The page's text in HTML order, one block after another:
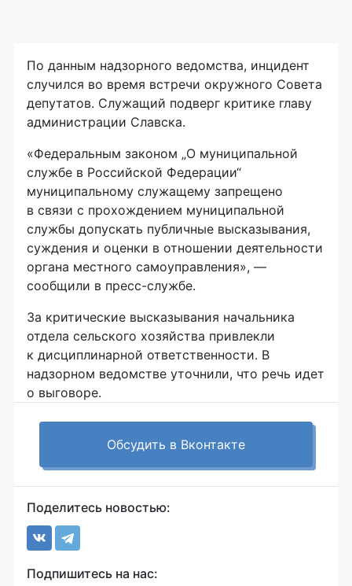
По данным надзорного ведомства, инцидент
случился во время встречи окружного Совета
депутатов. Служащий подверг критике главу
администрации Славска.
«Федеральным законом „О муниципальной
службе в Российской Федерации“
муниципальному служащему запрещено
в связи с прохождением муниципальной
службы допускать публичные высказывания,
суждения и оценки в отношении деятельности
органа местного самоуправления», —
сообщили в пресс-службе.
За критические высказывания начальника
отдела сельского хозяйства привлекли
к дисциплинарной ответственности. В
надзорном ведомстве уточнили, что речь идет
о выговоре.
Обсудить в Вконтакте
Поделитесь новостью:
Подпишитесь на нас: